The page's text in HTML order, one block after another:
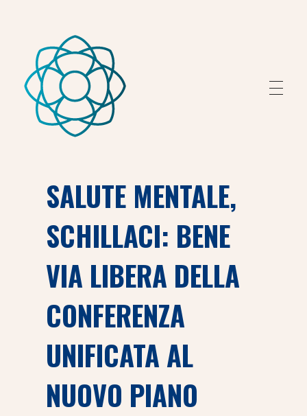
SALUTE MENTALE,
SCHILLACI: BENE
VIA LIBERA DELLA
CONFERENZA
UNIFICATA AL
NUOVO PIANO